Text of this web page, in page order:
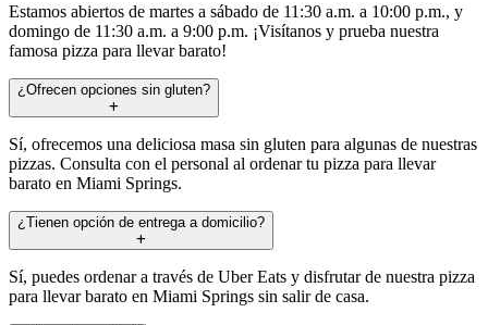
Estamos abiertos de martes a sábado de 11:30 a.m. a 10:00 p.m., y
domingo de 11:30 a.m. a 9:00 p.m. ¡Visítanos y prueba nuestra
famosa pizza para llevar barato!
¿Ofrecen opciones sin gluten?
Sí, ofrecemos una deliciosa masa sin gluten para algunas de nuestras
pizzas. Consulta con el personal al ordenar tu pizza para llevar
barato en Miami Springs.
¿Tienen opción de entrega a domicilio?
Sí, puedes ordenar a través de Uber Eats y disfrutar de nuestra pizza
para llevar barato en Miami Springs sin salir de casa.